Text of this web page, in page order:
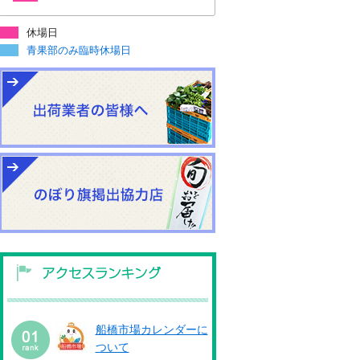
休場日
青果部のみ臨時休場日
船橋市場カレンダーに
ついて